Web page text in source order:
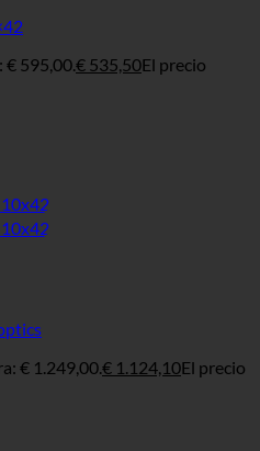
€ 595,00.€ 535,50El precio
€ 1.249,00.€ 1.124,10El precio